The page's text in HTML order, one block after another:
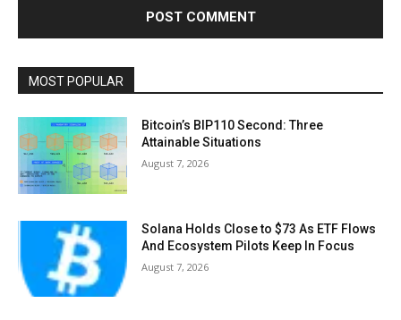
MOST POPULAR
Bitcoin’s BIP110 Second: Three
Attainable Situations
August 7, 2026
Solana Holds Close to $73 As ETF Flows
And Ecosystem Pilots Keep In Focus
August 7, 2026